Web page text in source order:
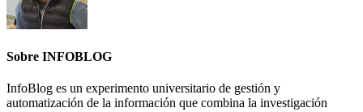
Sobre INFOBLOG
InfoBlog es un experimento universitario de gestión y
automatización de la información que combina la investigación